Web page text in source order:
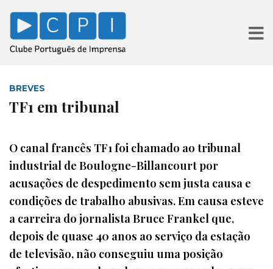
BREVES
TF1 em tribunal
O canal francês TF1 foi chamado ao tribunal
industrial de Boulogne-Billancourt por
acusações de despedimento sem justa causa e
condições de trabalho abusivas. Em causa esteve
a carreira do jornalista Bruce Frankel que,
depois de quase 40 anos ao serviço da estação
de televisão, não conseguiu uma posição